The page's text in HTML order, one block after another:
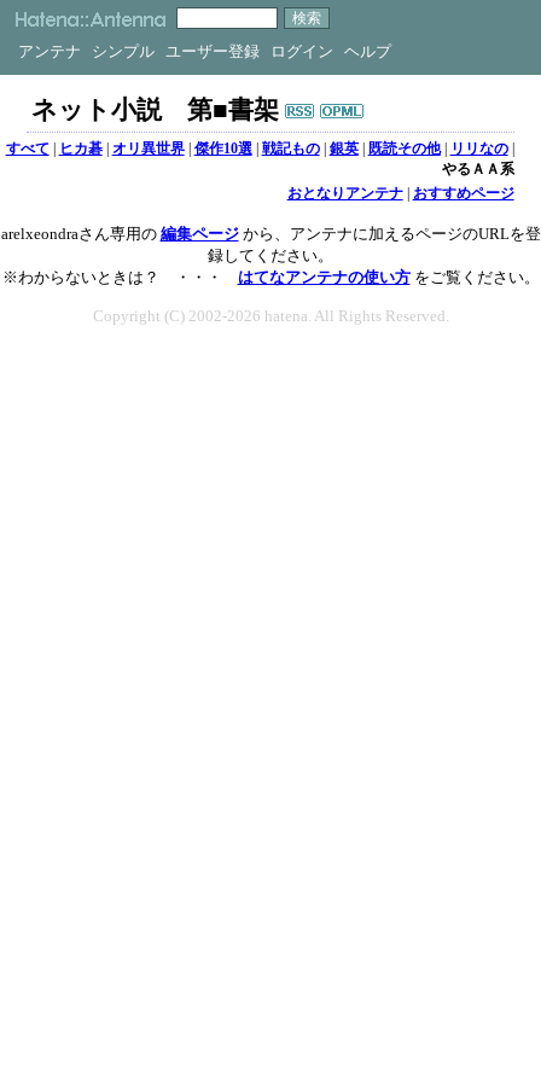
アンテナ シンプル ユーザー登録 ログイン ヘルプ
ネット小説 第■書架
すべて | ヒカ碁| オリ異世界| 傑作10選| 戦記もの| 銀英| 既読その他| リリなの|
やるＡＡ系
おとなりアンテナ| おすすめページ
arelxeondraさん専用の 編集ページから、アンテナに加えるページのURLを登
録してください。
※わからないときは？ ・・・ はてなアンテナの使い方をご覧ください。
Copyright (C) 2002-2026 hatena. All Rights Reserved.